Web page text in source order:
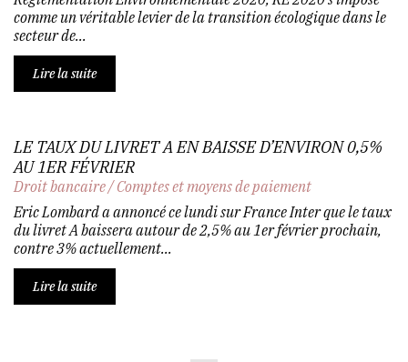
comme un véritable levier de la transition écologique dans le
secteur de...
Lire la suite
LE TAUX DU LIVRET A EN BAISSE D’ENVIRON 0,5%
AU 1ER FÉVRIER
Droit bancaire/Comptes et moyens de paiement
Eric Lombard a annoncé ce lundi sur France Inter que le taux
du livret A baissera autour de 2,5% au 1er février prochain,
contre 3% actuellement...
Lire la suite